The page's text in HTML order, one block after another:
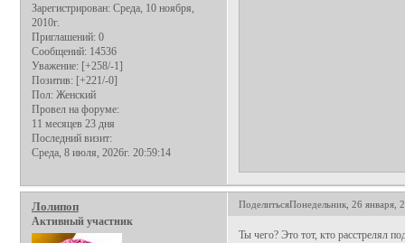
Зарегистрирован: Среда, 10 ноября,
2010г.
Приглашений: 0
Сообщений: 14536
Уважение: [+258/-1]
Позитив: [+221/-0]
Пол: Женский
Провел на форуме:
11 месяцев 23 дня
Последний визит:
Среда, 8 июля, 2026г. 20:59:14
ПоделитьсяПонедельник, 26 января,
Лолипоп
Активный участник
Ты чего? Это тот, кто расстрелял